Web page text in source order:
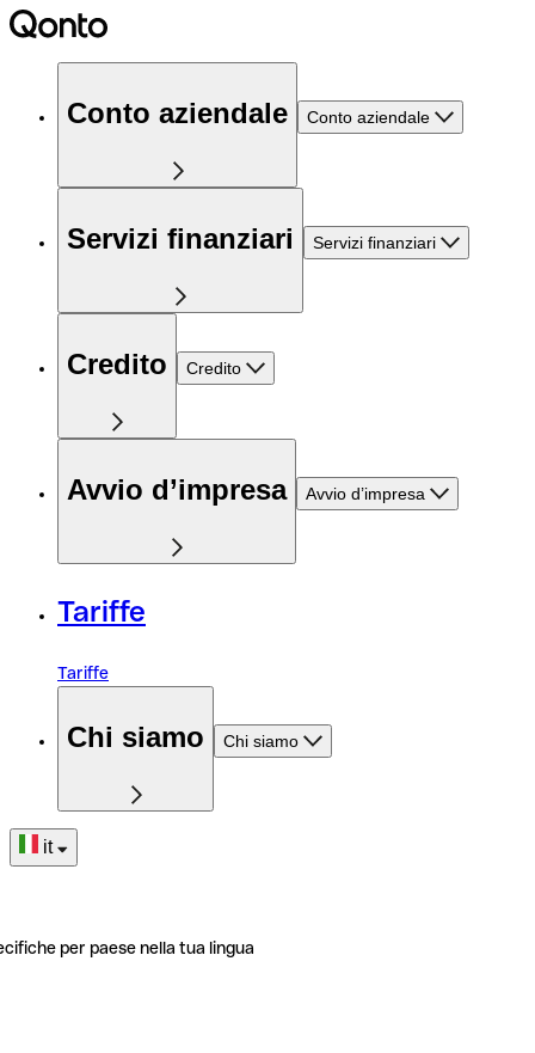
Conto aziendale Conto aziendale
Servizi finanziari Servizi finanziari
Credito Credito
Avvio d’impresa Avvio d’impresa
Tariffe
Tariffe
Chi siamo Chi siamo
it
per paese nella tua lingua